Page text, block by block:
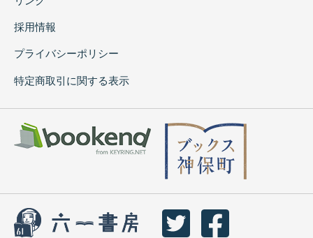
採用情報
プライバシーポリシー
特定商取引に関する表示